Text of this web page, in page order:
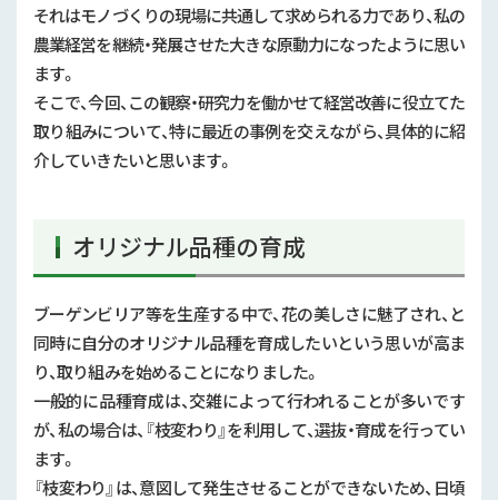
それはモノづくりの現場に共通して求められる力であり、私の
農業経営を継続・発展させた大きな原動力になったように思い
ます。
そこで、今回、この観察・研究力を働かせて経営改善に役立てた
取り組みについて、特に最近の事例を交えながら、具体的に紹
介していきたいと思います。
オリジナル品種の育成
ブーゲンビリア等を生産する中で、花の美しさに魅了され、と
同時に自分のオリジナル品種を育成したいという思いが高ま
り、取り組みを始めることになりました。
一般的に品種育成は、交雑によって行われることが多いです
が、私の場合は、『枝変わり』を利用して、選抜・育成を行ってい
ます。
『枝変わり』は、意図して発生させることができないため、日頃